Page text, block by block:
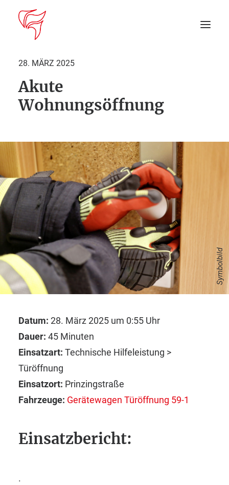
Aktuelles
DEIN EINSATZ
Suche
28. MÄRZ 2025
Akute
Wohnungsöffnung
Symbolbild
Datum: 28. März 2025 um 0:55 Uhr
Dauer: 45 Minuten
Einsatzart: Technische Hilfeleistung >
Türöffnung
Einsatzort: Prinzingstraße
Fahrzeuge: Gerätewagen Türöffnung 59-1
Einsatzbericht:
.